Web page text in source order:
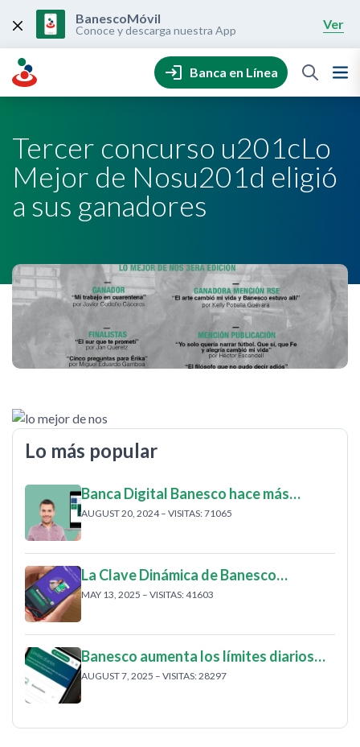
content
BanescoMóvil
Conoce y descarga nuestra App Ver
Banca en Línea
Tercer concurso u201cLo
Mejor de Nosu201d eligió
a sus ganadores
Lo más popular
Banca Digital Banesco hace más…
AUGUST 20, 2024 – VISITAS: 71065
La Clave Dinámica de Banesco…
MAY 13, 2025 – VISITAS: 41603
Banesco aumenta los límites diarios…
AUGUST 7, 2025 – VISITAS: 28297